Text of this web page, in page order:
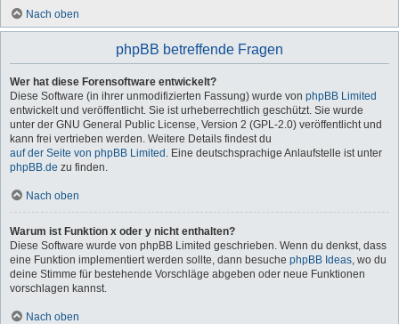
Nach oben
phpBB betreffende Fragen
Wer hat diese Forensoftware entwickelt?
Diese Software (in ihrer unmodifizierten Fassung) wurde von phpBB Limited
entwickelt und veröffentlicht. Sie ist urheberrechtlich geschützt. Sie wurde
unter der GNU General Public License, Version 2 (GPL-2.0) veröffentlicht und
kann frei vertrieben werden. Weitere Details findest du
auf der Seite von phpBB Limited . Eine deutschsprachige Anlaufstelle ist unter
phpBB.de zu finden.
Nach oben
Warum ist Funktion x oder y nicht enthalten?
Diese Software wurde von phpBB Limited geschrieben. Wenn du denkst, dass
eine Funktion implementiert werden sollte, dann besuche phpBB Ideas, wo du
deine Stimme für bestehende Vorschläge abgeben oder neue Funktionen
vorschlagen kannst.
Nach oben